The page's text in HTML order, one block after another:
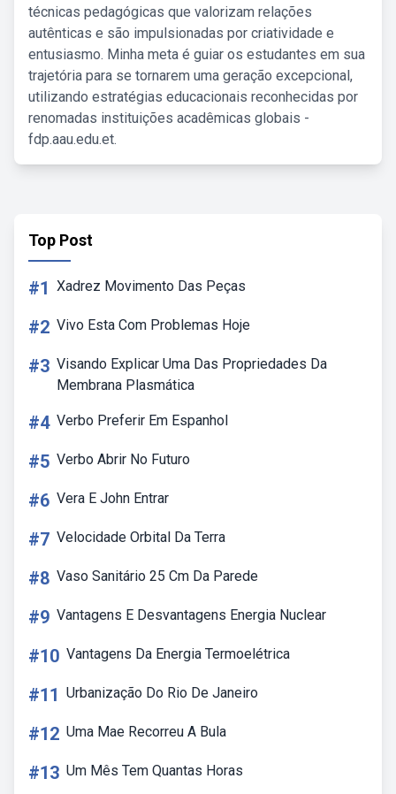
técnicas pedagógicas que valorizam relações
autênticas e são impulsionadas por criatividade e
entusiasmo. Minha meta é guiar os estudantes em sua
trajetória para se tornarem uma geração excepcional,
utilizando estratégias educacionais reconhecidas por
renomadas instituições acadêmicas globais -
fdp.aau.edu.et.
Top Post
#1 Xadrez Movimento Das Peças
#2 Vivo Esta Com Problemas Hoje
#3 Visando Explicar Uma Das Propriedades Da
Membrana Plasmática
#4 Verbo Preferir Em Espanhol
#5 Verbo Abrir No Futuro
#6 Vera E John Entrar
#7 Velocidade Orbital Da Terra
#8 Vaso Sanitário 25 Cm Da Parede
#9 Vantagens E Desvantagens Energia Nuclear
#10 Vantagens Da Energia Termoelétrica
#11 Urbanização Do Rio De Janeiro
#12 Uma Mae Recorreu A Bula
#13 Um Mês Tem Quantas Horas